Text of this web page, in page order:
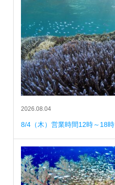
2026.08.04
8/4（木）営業時間12時～18時